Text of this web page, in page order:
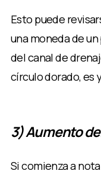
Esto puede
una moneda de
del canal de
círculo dorado, es
3) Aumento
Si comienza a